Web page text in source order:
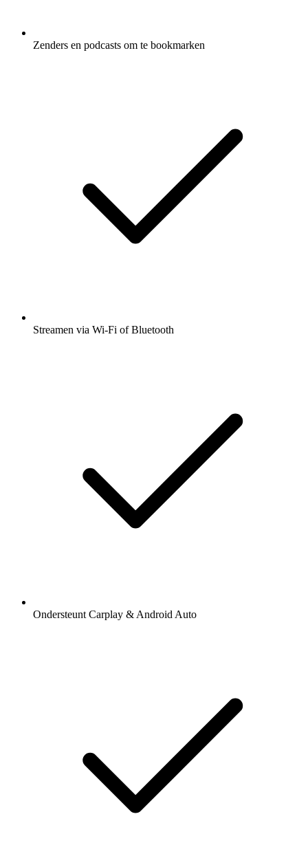
Zenders en podcasts om te bookmarken
Streamen via Wi-Fi of Bluetooth
Ondersteunt Carplay & Android Auto